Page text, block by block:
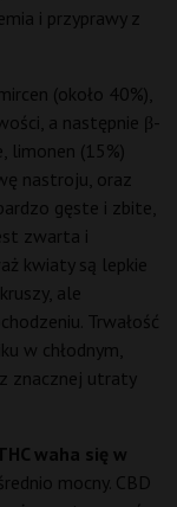
i przyprawy z
(około 40%),
a następnie β-
limonen (15%)
nastroju, oraz
gęste i zbite,
zwarta i
kwiaty są lepkie
ale
Trwałość
w chłodnym,
znacznej utraty
waha się w
mocny. CBD